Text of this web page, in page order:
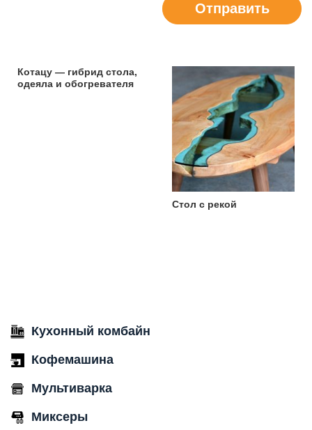
Отправить
Котацу — гибрид стола,
одеяла и обогревателя
Стол с рекой
Кухонный комбайн
Кофемашина
Мультиварка
Миксеры